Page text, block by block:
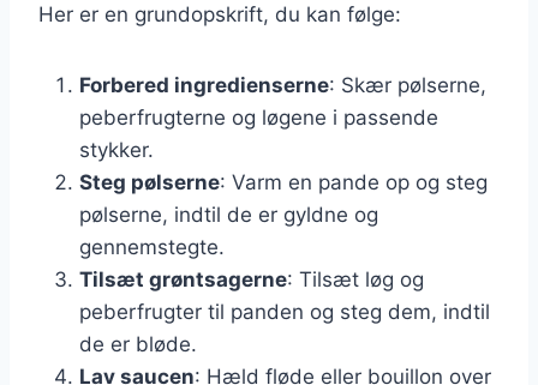
Her er en grundopskrift, du kan følge:
Forbered ingredienserne: Skær pølserne,
peberfrugterne og løgene i passende
stykker.
Steg pølserne: Varm en pande op og steg
pølserne, indtil de er gyldne og
gennemstegte.
Tilsæt grøntsagerne: Tilsæt løg og
peberfrugter til panden og steg dem, indtil
de er bløde.
Lav saucen: Hæld fløde eller bouillon over